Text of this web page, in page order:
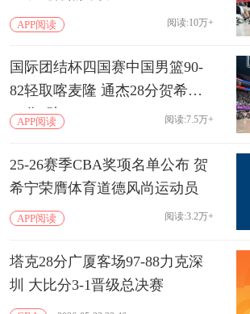
APP阅读 阅读:10万+
国际团结杯四国赛中国男篮90-
82轻取喀麦隆 通杰28分贺希宁
25分6助
APP阅读 阅读:7.5万+
25-26赛季CBA奖项名单公布 贺
希宁荣膺体育道德风尚运动员
APP阅读 阅读:3.2万+
塔克28分广厦客场97-88力克深
圳 大比分3-1晋级总决赛